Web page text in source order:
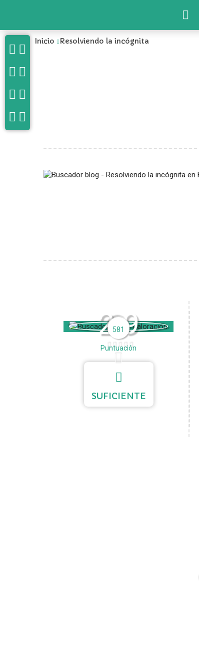
Inicio Resolviendo la incógnita
2.9
581
Puntuación
SUFICIENTE